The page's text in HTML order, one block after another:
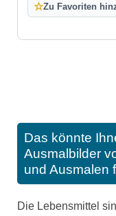
☆Zu Favoriten
Das könnte
Ausmalbilder
und Ausmalen
Die Lebensmittel